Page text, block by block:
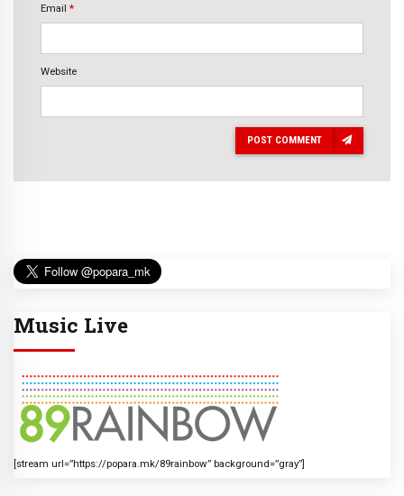
Email *
Website
POST COMMENT
Music Live
[stream url=”https://popara.mk/89rainbow” background=”gray”]